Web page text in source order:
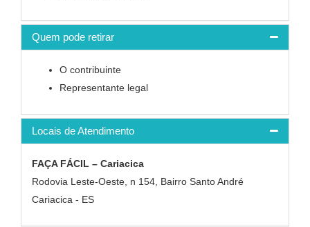
Quem pode retirar
O contribuinte
Representante legal
Locais de Atendimento
FAÇA FÁCIL – Cariacica
Rodovia Leste-Oeste, n 154, Bairro Santo André
Cariacica - ES